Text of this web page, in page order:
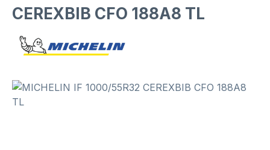
CEREXBIB CFO 188A8 TL
Bildergalerie überspringen